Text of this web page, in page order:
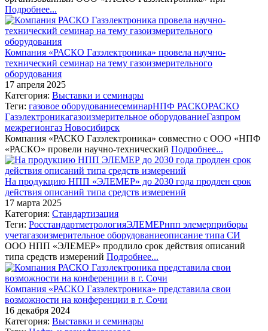
Подробнее...
Компания «РАСКО Газэлектроника» провела научно-
технический семинар на тему газоизмерительного
оборудования
17 апреля 2025
Категория: Выставки и семинары
Теги: газовое оборудованиесеминарНПФ РАСКОРАСКО
Газэлектроникагазоизмерительное оборудованиеГазпром
межрегионгаз Новосибирск
Компания «РАСКО Газэлектроника» совместно с ООО «НПФ
«РАСКО» провели научно-технический Подробнее...
На продукцию НПП «ЭЛЕМЕР» до 2030 года продлен срок
действия описаний типа средств измерений
17 марта 2025
Категория: Стандартизация
Теги: РосстандартметрологияЭЛЕМЕРнпп элемерприборы
учетагазоизмерительное оборудованиеописание типа СИ
ООО НПП «ЭЛЕМЕР» продлило срок действия описаний
типа средств измерений Подробнее...
Компания «РАСКО Газэлектроника» представила свои
возможности на конференции в г. Сочи
16 декабря 2024
Категория: Выставки и семинары